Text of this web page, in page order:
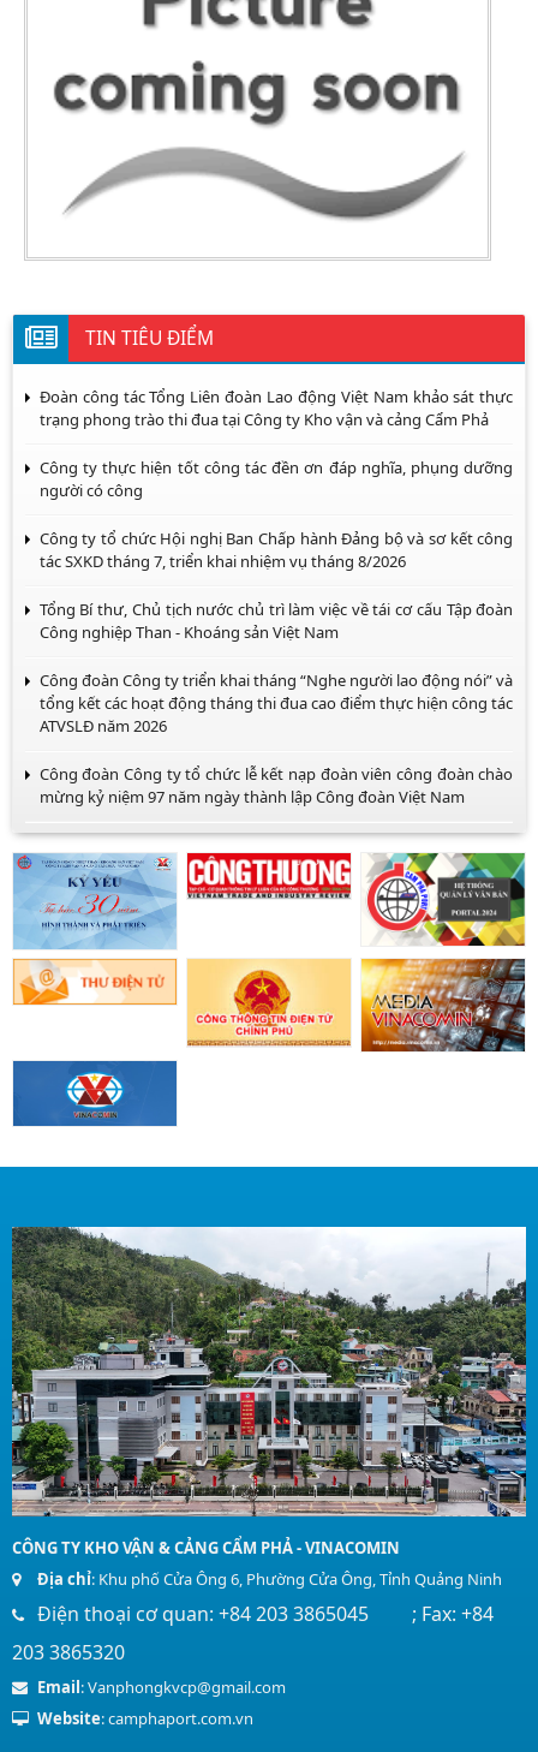
TIN TIÊU ĐIỂM
Đoàn công tác Tổng Liên đoàn Lao động Việt Nam khảo sát thực
trạng phong trào thi đua tại Công ty Kho vận và cảng Cẩm Phả
Công ty thực hiện tốt công tác đền ơn đáp nghĩa, phụng dưỡng
người có công
Công ty tổ chức Hội nghị Ban Chấp hành Đảng bộ và sơ kết công
tác SXKD tháng 7, triển khai nhiệm vụ tháng 8/2026
Tổng Bí thư, Chủ tịch nước chủ trì làm việc về tái cơ cấu Tập đoàn
Công nghiệp Than - Khoáng sản Việt Nam
Công đoàn Công ty triển khai tháng “Nghe người lao động nói” và
tổng kết các hoạt động tháng thi đua cao điểm thực hiện công tác
ATVSLĐ năm 2026
Công đoàn Công ty tổ chức lễ kết nạp đoàn viên công đoàn chào
mừng kỷ niệm 97 năm ngày thành lập Công đoàn Việt Nam
CÔNG TY KHO VẬN & CẢNG CẨM PHẢ - VINACOMIN
Địa chỉ: Khu phố Cửa Ông 6, Phường Cửa Ông, Tỉnh Quảng Ninh
Điện thoại cơ quan: +84 203 3865045 ; Fax: +84
203 3865320
Email: Vanphongkvcp@gmail.com
Website: camphaport.com.vn